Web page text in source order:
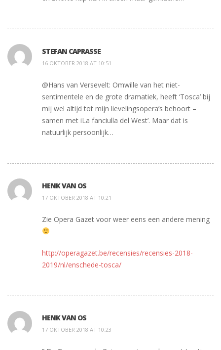
STEFAN CAPRASSE
16 OKTOBER 2018 AT 10:51
@Hans van Versevelt: Omwille van het niet-
sentimentele en de grote dramatiek, heeft ‘Tosca’ bij
mij wel altijd tot mijn lievelingsopera’s behoort –
samen met iLa fanciulla del West’. Maar dat is
natuurlijk persoonlijk…
HENK VAN OS
17 OKTOBER 2018 AT 10:21
Zie Opera Gazet voor weer eens een andere mening
http://operagazet.be/recensies/recensies-2018-
2019/nl/enschede-tosca/
HENK VAN OS
17 OKTOBER 2018 AT 10:23